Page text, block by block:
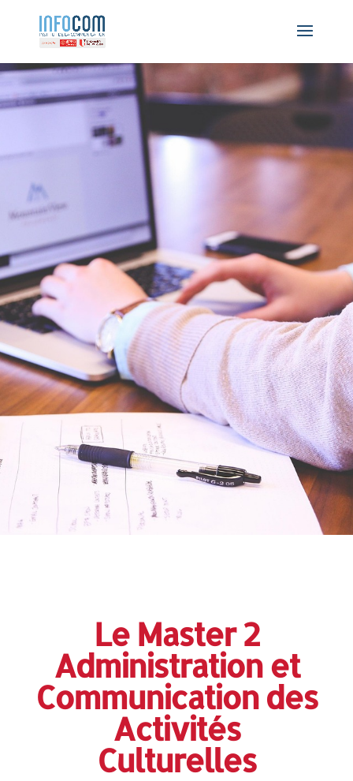
Le Master 2
Administration et
Communication des
Activités
Culturelles